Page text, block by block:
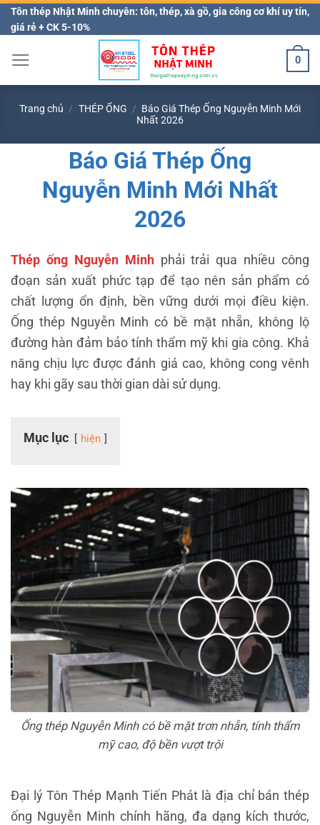
Bỏ
qua
nội
Tôn thép Nhật Minh chuyên: tôn, thép, xà gồ, gia công cơ khí uy tín,
giá rẻ + CK 5-10%
0
Trang chủ / THÉP ỐNG / Báo Giá Thép Ống Nguyễn Minh Mới
Nhất 2026
Báo Giá Thép Ống
Nguyễn Minh Mới Nhất
2026
Thép ống Nguyễn Minhphải trải qua nhiều công
đoạn sản xuất phức tạp để tạo nên sản phẩm có
chất lượng ổn định, bền vững dưới mọi điều kiện.
Ống thép Nguyễn Minh có bề mặt nhẵn, không lộ
đường hàn đảm bảo tính thẩm mỹ khi gia công. Khả
năng chịu lực được đánh giá cao, không cong vênh
hay khi gãy sau thời gian dài sử dụng.
Mục lục hiện
Ống thép Nguyễn Minh có bề mặt trơn nhẵn, tính thẩm
mỹ cao, độ bền vượt trội
Đại lý Tôn Thép Mạnh Tiến Phát là địa chỉ bán thép
ống Nguyễn Minh chính hãng, đa dạng kích thước,